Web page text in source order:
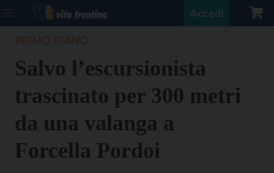
Accedi
Salvo l’escursionista
trascinato per 300 metri
da una valanga a
Forcella Pordoi